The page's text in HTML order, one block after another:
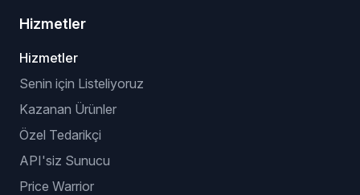
Hizmetler
Hizmetler
Senin için Listeliyoruz
Kazanan Ürünler
Özel Tedarikçi
API'siz Sunucu
Price Warrior